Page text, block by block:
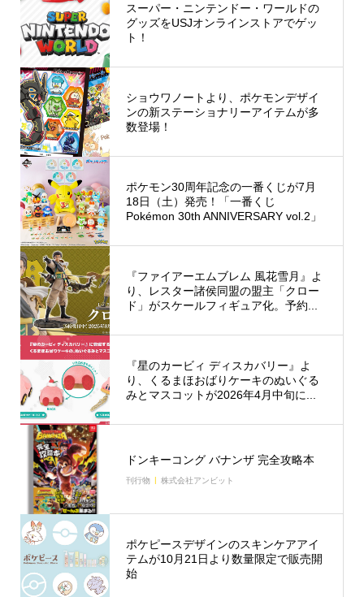
スーパー・ニンテンドー・ワールドの
グッズをUSJオンラインストアでゲッ
ト！
ショウワノートより、ポケモンデザイ
ンの新ステーショナリーアイテムが多
数登場！
ポケモン30周年記念の一番くじが7月
18日（土）発売！「一番くじ
Pokémon 30th ANNIVERSARY vol.2」
『ファイアーエムブレム 風花雪月』よ
り、レスター諸侯同盟の盟主「クロー
ド」がスケールフィギュア化。予約...
『星のカービィ ディスカバリー』よ
り、くるまほおばりケーキのぬいぐる
みとマスコットが2026年4月中旬に...
ドンキーコング バナンザ 完全攻略本
刊行物 株式会社アンビット
ポケピースデザインのスキンケアアイ
テムが10月21日より数量限定で販売開
始